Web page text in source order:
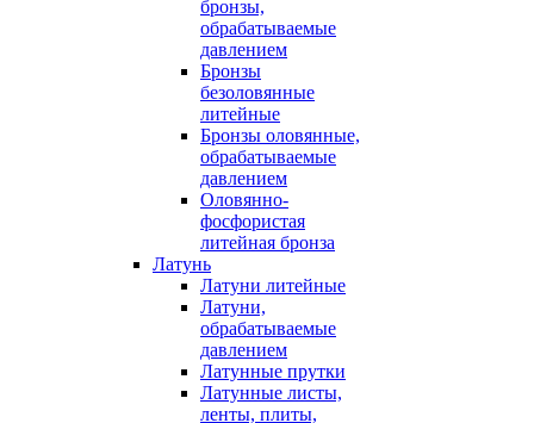
бронзы,
обрабатываемые
давлением
Бронзы
безоловянные
литейные
Бронзы оловянные,
обрабатываемые
давлением
Оловянно-
фосфористая
литейная бронза
Латунь
Латуни литейные
Латуни,
обрабатываемые
давлением
Латунные прутки
Латунные листы,
ленты, плиты,